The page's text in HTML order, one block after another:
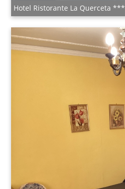
Hotel Ristorante La Querceta ***